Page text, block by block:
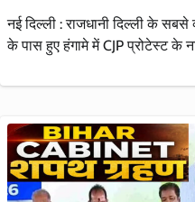
नई दिल्ली : राजधानी दिल्ली के
के पास हुए हंगामे में CJP प्रोटेस्ट के